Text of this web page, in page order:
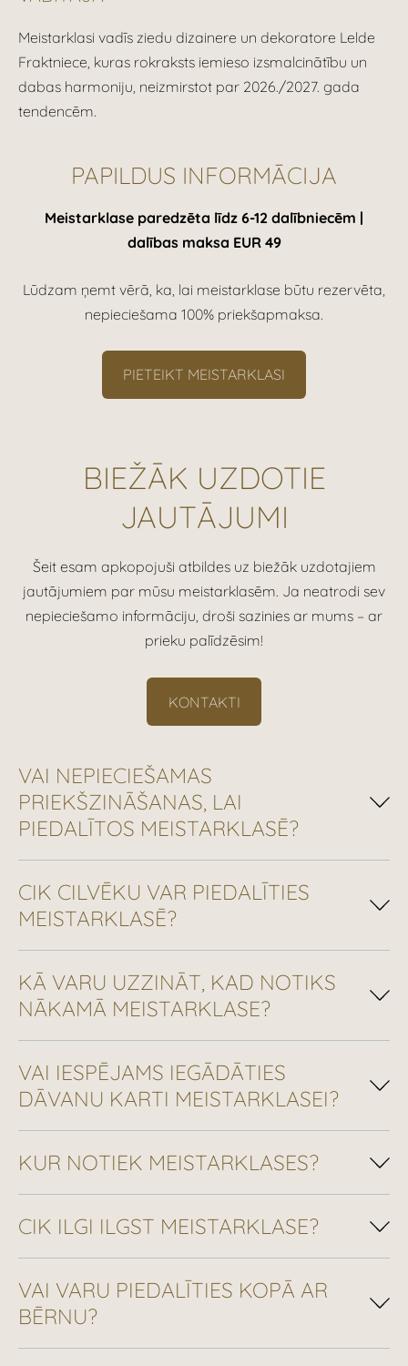
Meistarklasi vadīs ziedu dizainere un dekoratore Lelde
Fraktniece, kuras rokraksts iemieso izsmalcinātību un
dabas harmoniju, neizmirstot par 2026./2027. gada
tendencēm.
PAPILDUS INFORMĀCIJA
Meistarklase paredzēta līdz 6-12 dalībniecēm |
dalības maksa EUR 49
Lūdzam ņemt vērā, ka, lai meistarklase būtu rezervēta,
nepieciešama 100% priekšapmaksa.
PIETEIKT MEISTARKLASI
BIEŽĀK UZDOTIE
JAUTĀJUMI
Šeit esam apkopojuši atbildes uz biežāk uzdotajiem
jautājumiem par mūsu meistarklasēm. Ja neatrodi sev
nepieciešamo informāciju, droši sazinies ar mums – ar
prieku palīdzēsim!
KONTAKTI
VAI NEPIECIEŠAMAS
PRIEKŠZINĀŠANAS, LAI
PIEDALĪTOS MEISTARKLASĒ?
CIK CILVĒKU VAR PIEDALĪTIES
MEISTARKLASĒ?
KĀ VARU UZZINĀT, KAD NOTIKS
NĀKAMĀ MEISTARKLASE?
VAI IESPĒJAMS IEGĀDĀTIES
DĀVANU KARTI MEISTARKLASEI?
KUR NOTIEK MEISTARKLASES?
CIK ILGI ILGST MEISTARKLASE?
VAI VARU PIEDALĪTIES KOPĀ AR
BĒRNU?